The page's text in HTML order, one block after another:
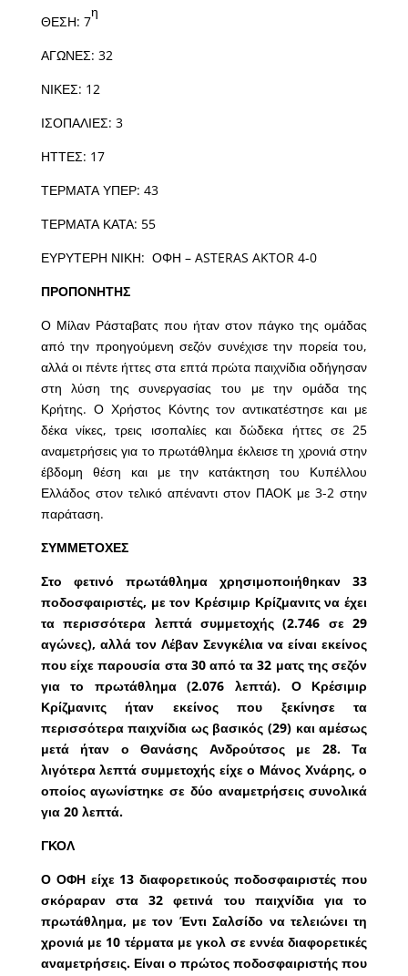
ΘΕΣΗ: 7
η
ΑΓΩΝΕΣ: 32
ΝΙΚΕΣ: 12
ΙΣΟΠΑΛΙΕΣ: 3
ΗΤΤΕΣ: 17
ΤΕΡΜΑΤΑ ΥΠΕΡ: 43
ΤΕΡΜΑΤΑ ΚΑΤΑ: 55
ΕΥΡΥΤΕΡΗ ΝΙΚΗ: ΟΦΗ – ASTERAS AKTOR 4-0
ΠΡΟΠΟΝΗΤΗΣ
Ο Μίλαν Ράσταβατς που ήταν στον πάγκο της ομάδας
από την προηγούμενη σεζόν συνέχισε την πορεία του,
αλλά οι πέντε ήττες στα επτά πρώτα παιχνίδια οδήγησαν
στη λύση της συνεργασίας του με την ομάδα της
Κρήτης. Ο Χρήστος Κόντης τον αντικατέστησε και με
δέκα νίκες, τρεις ισοπαλίες και δώδεκα ήττες σε 25
αναμετρήσεις για το πρωτάθλημα έκλεισε τη χρονιά στην
έβδομη θέση και με την κατάκτηση του Κυπέλλου
Ελλάδος στον τελικό απέναντι στον ΠΑΟΚ με 3-2 στην
παράταση.
ΣΥΜΜΕΤΟΧΕΣ
Στο φετινό πρωτάθλημα χρησιμοποιήθηκαν 33
ποδοσφαιριστές, με τον Κρέσιμιρ Κρίζμανιτς να έχει
τα περισσότερα λεπτά συμμετοχής (2.746 σε 29
αγώνες), αλλά τον Λέβαν Σενγκέλια να είναι εκείνος
που είχε παρουσία στα 30 από τα 32 ματς της σεζόν
για το πρωτάθλημα (2.076 λεπτά). Ο Κρέσιμιρ
Κρίζμανιτς ήταν εκείνος που ξεκίνησε τα
περισσότερα παιχνίδια ως βασικός (29) και αμέσως
μετά ήταν ο Θανάσης Ανδρούτσος με 28. Τα
λιγότερα λεπτά συμμετοχής είχε ο Μάνος Χνάρης, ο
οποίος αγωνίστηκε σε δύο αναμετρήσεις συνολικά
για 20 λεπτά.
ΓΚΟΛ
Ο ΟΦΗ είχε 13 διαφορετικούς ποδοσφαιριστές που
σκόραραν στα 32 φετινά του παιχνίδια για το
πρωτάθλημα, με τον Έντι Σαλσίδο να τελειώνει τη
χρονιά με 10 τέρματα με γκολ σε εννέα διαφορετικές
αναμετρήσεις. Είναι ο πρώτος ποδοσφαιριστής που